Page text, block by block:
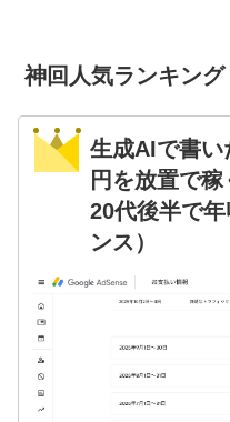
神回人気ランキング
生成AIで書い
円を放置で
20代後半で
ンス）